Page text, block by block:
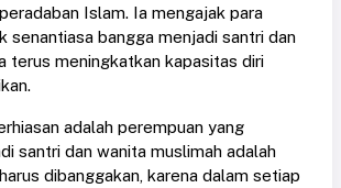
Islam. Ia mengajak para
senantiasa bangga menjadi santri dan
terus meningkatkan kapasitas diri
adalah perempuan yang
santri dan wanita muslimah adalah
dibanggakan, karena dalam setiap